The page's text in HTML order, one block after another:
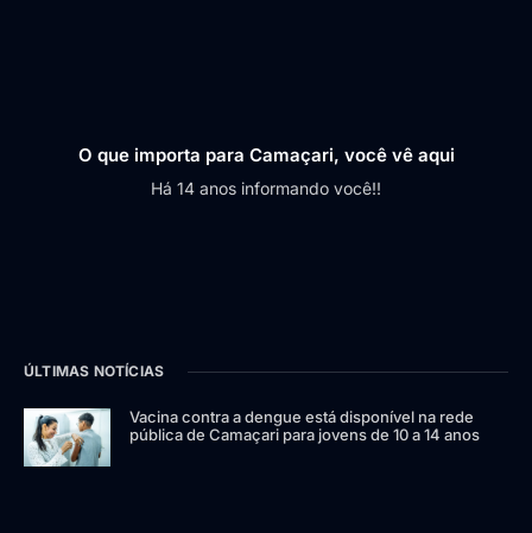
O que importa para Camaçari, você vê aqui
Há 14 anos informando você!!
ÚLTIMAS NOTÍCIAS
Vacina contra a dengue está disponível na rede
pública de Camaçari para jovens de 10 a 14 anos